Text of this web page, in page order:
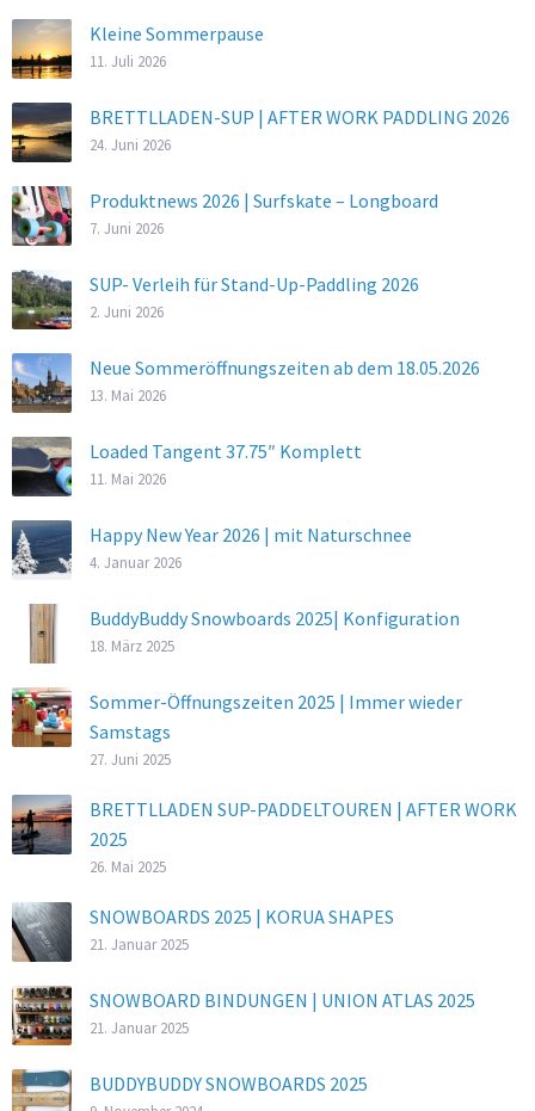
Kleine Sommerpause
11. Juli 2026
BRETTLLADEN-SUP | AFTER WORK PADDLING 2026
24. Juni 2026
Produktnews 2026 | Surfskate – Longboard
7. Juni 2026
SUP- Verleih für Stand-Up-Paddling 2026
2. Juni 2026
Neue Sommeröffnungszeiten ab dem 18.05.2026
13. Mai 2026
Loaded Tangent 37.75″ Komplett
11. Mai 2026
Happy New Year 2026 | mit Naturschnee
4. Januar 2026
BuddyBuddy Snowboards 2025| Konfiguration
18. März 2025
Sommer-Öffnungszeiten 2025 | Immer wieder
Samstags
27. Juni 2025
BRETTLLADEN SUP-PADDELTOUREN | AFTER WORK
2025
26. Mai 2025
SNOWBOARDS 2025 | KORUA SHAPES
21. Januar 2025
SNOWBOARD BINDUNGEN | UNION ATLAS 2025
21. Januar 2025
BUDDYBUDDY SNOWBOARDS 2025